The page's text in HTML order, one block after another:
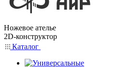
Ножевое ателье
2D-конструктор
Каталог